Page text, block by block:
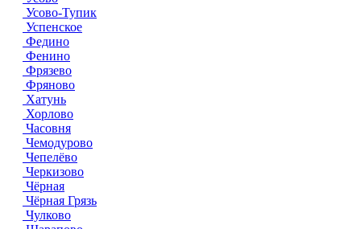
Усово-Тупик
Успенское
Федино
Фенино
Фрязево
Фряново
Хатунь
Хорлово
Часовня
Чемодурово
Чепелёво
Черкизово
Чёрная
Чёрная Грязь
Чулково